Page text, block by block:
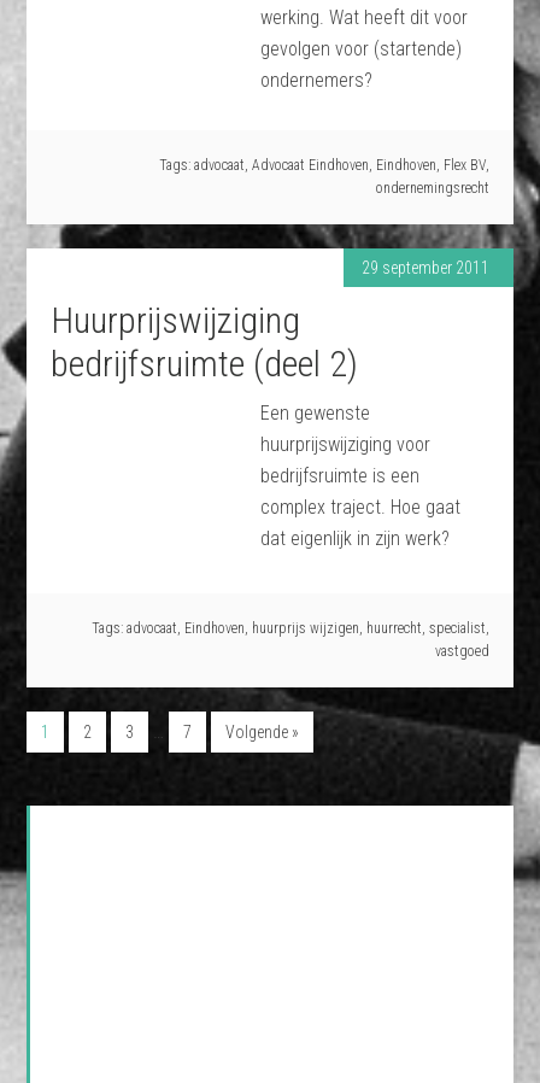
werking. Wat heeft dit voor
gevolgen voor (startende)
ondernemers?
Tags: advocaat, Advocaat Eindhoven, Eindhoven, Flex BV,
ondernemingsrecht
29 september 2011
Huurprijswijziging
bedrijfsruimte (deel 2)
Een gewenste
huurprijswijziging voor
bedrijfsruimte is een
complex traject. Hoe gaat
dat eigenlijk in zijn werk?
Tags: advocaat, Eindhoven, huurprijs wijzigen, huurrecht, specialist,
vastgoed
1 2 3 … 7 Volgende »